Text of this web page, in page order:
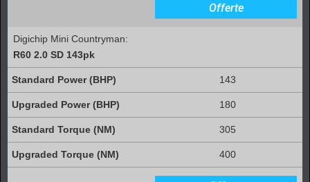
Offerte
Digichip Mini Countryman:
R60 2.0 SD 143pk
143
180
305
400